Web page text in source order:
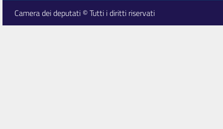
Camera dei deputati © Tutti i diritti riservati